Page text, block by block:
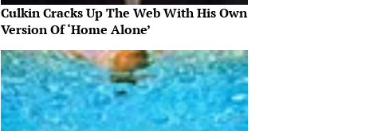
Culkin Cracks Up The Web With His Own
Version Of ‘Home Alone’